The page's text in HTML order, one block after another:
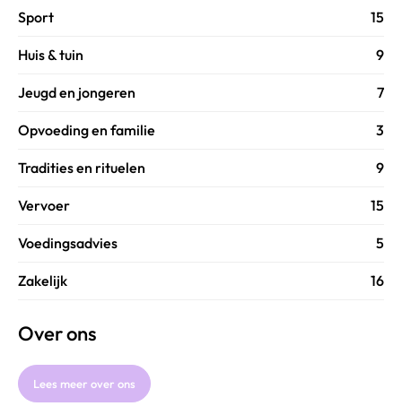
Sport 15
Huis & tuin 9
Jeugd en jongeren 7
Opvoeding en familie 3
Tradities en rituelen 9
Vervoer 15
Voedingsadvies 5
Zakelijk 16
Over ons
Lees meer over ons